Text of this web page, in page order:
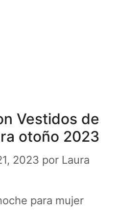
Vestidos de
otoño 2023
2023 por Laura
para mujer